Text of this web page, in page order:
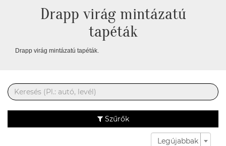
Drapp virág mintázatú
tapéták
Drapp virág mintázatú tapéták.
Szűrők
Legújabbak